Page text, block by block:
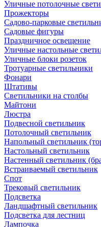
Уличные потолочные
Прожекторы
Садово-парковые
Садовые фигуры
Праздничное освещение
Уличные настольные
Уличные блоки розеток
Тротуарные светильники
Фонари
Штативы
Светильники на столбы
Майтони
Люстра
Подвесной светильник
Потолочный светильник
Напольный светильник
Настольный светильник
Настенный светильник
Встраиваемый светильник
Спот
Трековый светильник
Подсветка
Ландшафтный светильник
Подсветка для лестниц
Лампочка